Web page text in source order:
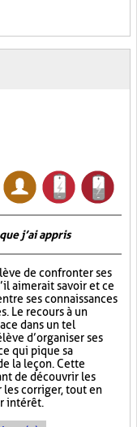
j’ai appris
de confronter ses
aimerait savoir et ce
ses connaissances
Le recours à un
dans un tel
d’organiser ses
qui pique sa
la leçon. Cette
de découvrir les
les corriger, tout en
intérêt.